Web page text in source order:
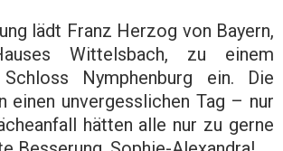
lädt Franz Herzog von Bayern,
Wittelsbach, zu einem
Nymphenburg ein. Die
einen unvergesslichen Tag – nur
hätten alle nur zu gerne